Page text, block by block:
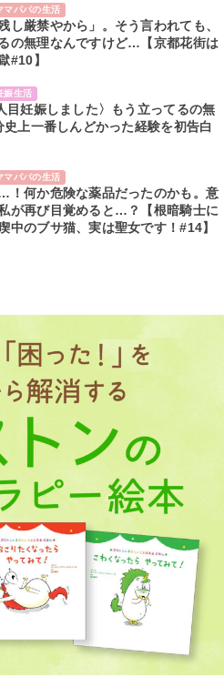
マパパの生活
し厳禁やから」。そう言われても、
の無理なんですけど…【京都花街は
#10】
娠生活
目妊娠しました〉もう立ってるの無
史上一番しんどかった経験を初告白
マパパの生活
何か危険な薬品だったのかも。意
が再び目覚めると…？【根暗騎士に
中のブサ猫、実は聖女です！#14】